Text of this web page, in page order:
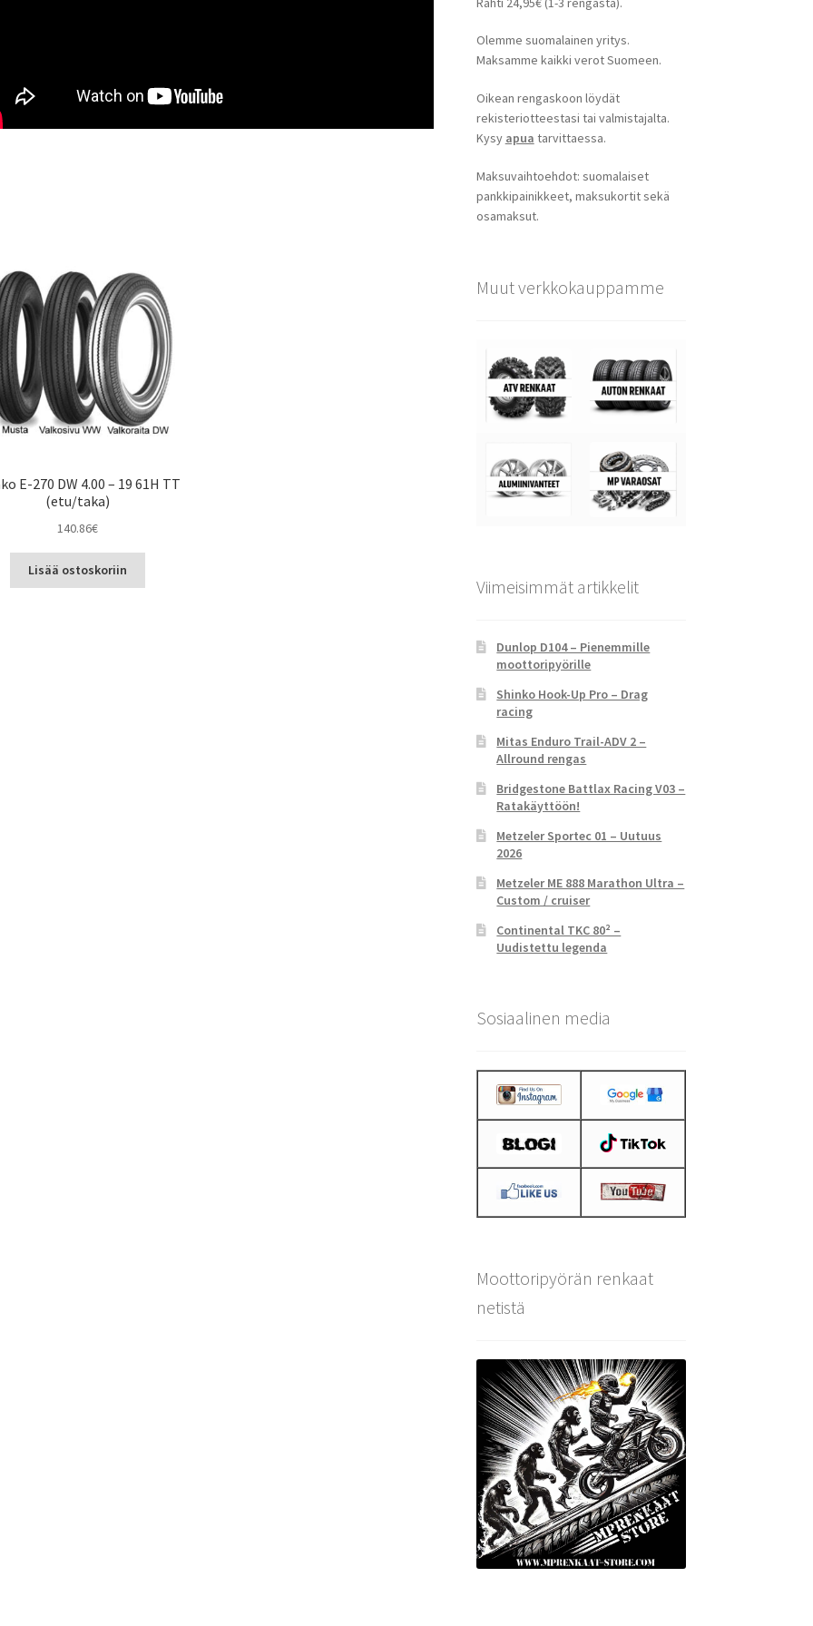
E-270 DW 4.00 – 19 61H TT
(etu/taka)
140.86€
Lisää ostoskoriin
Olemme suomalainen yritys.
Maksamme kaikki verot Suomeen.
Oikean rengaskoon löydät
rekisteriotteestasi tai valmistajalta.
Kysy apua tarvittaessa.
Maksuvaihtoehdot: suomalaiset
pankkipainikkeet, maksukortit sekä
osamaksut.
Muut verkkokauppamme
Viimeisimmät artikkelit
Dunlop D104 – Pienemmille
moottoripyörille
Shinko Hook-Up Pro – Drag
racing
Mitas Enduro Trail-ADV 2 –
Allround rengas
Bridgestone Battlax Racing V03 –
Ratakäyttöön!
Metzeler Sportec 01 – Uutuus
2026
Metzeler ME 888 Marathon Ultra –
Custom / cruiser
Continental TKC 80² –
Uudistettu legenda
Sosiaalinen media
Moottoripyörän renkaat
netistä